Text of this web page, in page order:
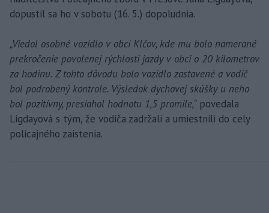
dopustil sa ho v sobotu (16. 5.) dopoludnia.
„Viedol osobné vozidlo v obci Klčov, kde mu bolo namerané
prekročenie povolenej rýchlosti jazdy v obci o 20 kilometrov
za hodinu. Z tohto dôvodu bolo vozidlo zastavené a vodič
bol podrobený kontrole. Výsledok dychovej skúšky u neho
bol pozitívny, presiahol hodnotu 1,5 promile,“ povedala
Ligdayová s tým, že vodiča zadržali a umiestnili do cely
policajného zaistenia.